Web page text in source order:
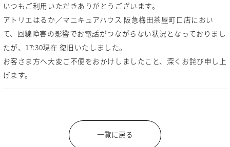
いつもご利用いただきありがとうございます。
アトリエはるか／マニキュアハウス 阪急梅田茶屋町口店におい
て、回線障害の影響でお電話がつながらない状況となっておりまし
たが、17:30現在 復旧いたしました。
お客さま方へ大変ご不便をおかけしましたこと、深くお詫び申し上
げます。
一覧に戻る